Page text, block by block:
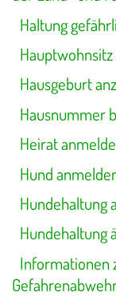
Haltung
Hausgeburt
Hausnummer
Heirat
Hund
Hundehaltung
Hundehaltung
Informationen